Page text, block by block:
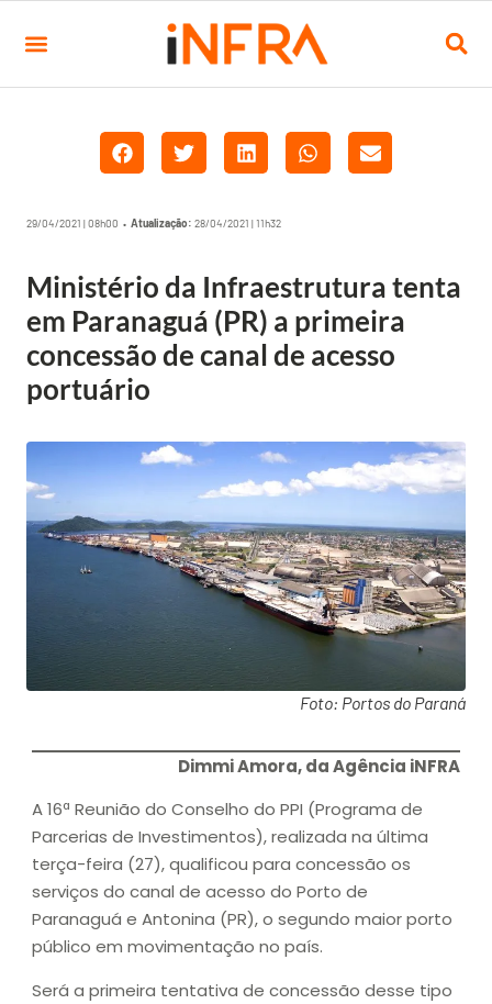
29/04/2021 | 08h00 • Atualização: 28/04/2021 | 11h32
Ministério da Infraestrutura tenta
em Paranaguá (PR) a primeira
concessão de canal de acesso
portuário
Foto: Portos do Paraná
Dimmi Amora, da Agência iNFRA
A 16ª Reunião do Conselho do PPI (Programa de
Parcerias de Investimentos), realizada na última
terça-feira (27), qualificou para concessão os
serviços do canal de acesso do Porto de
Paranaguá e Antonina (PR), o segundo maior porto
público em movimentação no país.
Será a primeira tentativa de concessão desse tipo